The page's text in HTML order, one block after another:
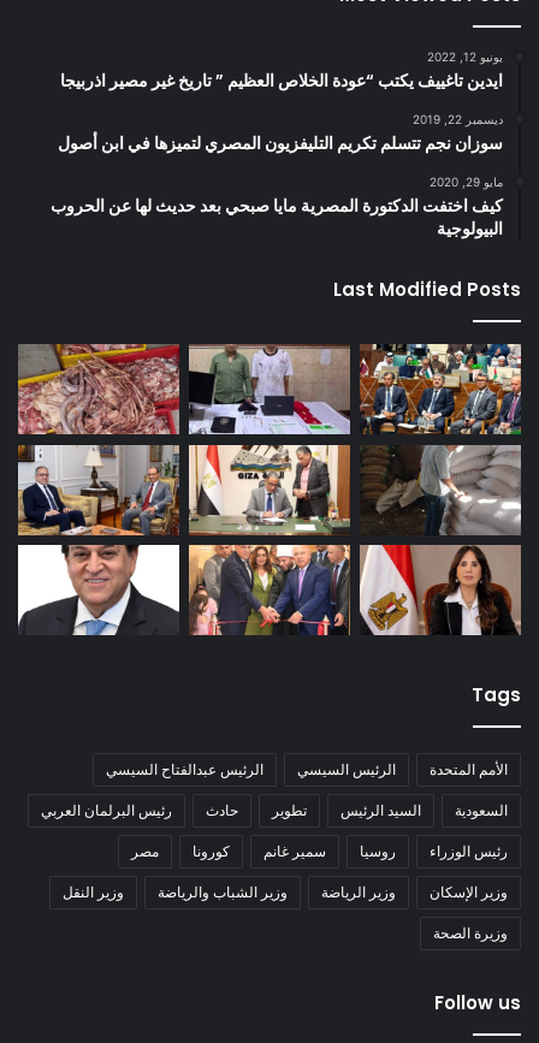
يونيو 12, 2022
ايدين تاغييف يكتب “عودة الخلاص العظيم ” تاريخ غير مصير اذربيجا
ديسمبر 22, 2019
سوزان نجم تتسلم تكريم التليفزيون المصري لتميزها في ابن أصول
مايو 29, 2020
كيف اختفت الدكتورة المصرية مايا صبحي بعد حديث لها عن الحروب
البيولوجية
Last Modified Posts
Tags
الأمم المتحدة الرئيس السيسي الرئيس عبدالفتاح السيسي
السعودية السيد الرئيس تطوير حادث رئيس البرلمان العربي
رئيس الوزراء روسيا سمير غانم كورونا مصر
وزير الإسكان وزير الرياضة وزير الشباب والرياضة وزير النقل
وزيرة الصحة
Follow us